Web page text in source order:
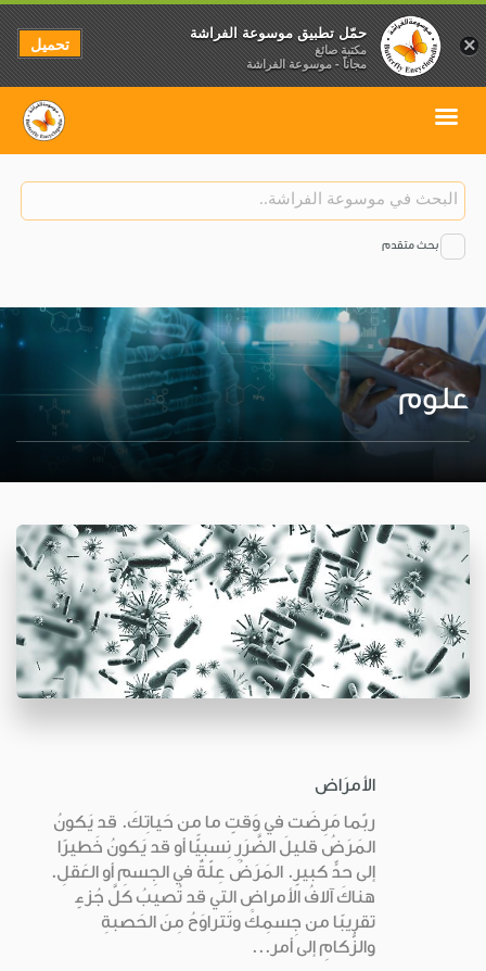
بحث متقدم
علوم
الأمرَاض
ربّما مَرِضَت في وَقتٍ ما من حَياتِكَ. قد يَكونُ
المَرَضُ قليلَ الضَّرَرِ نِسبيًّا أو قد يَكونُ خَطيرًا
إلى حدٍّ كبيرٍ. المَرَضُ عِلّةٌ في الجِسمِ أو العَقلِ.
هناكَ آلافُ الأمراضِ التي قد تُصيبُ كلَّ جُزءٍ
تقريبًا من جِسمِكَ وتَتراوَحُ مِنَ الحَصبةِ
والزُّكامِ إلى أمر...
×
حمّل تطبيق موسوعة الفراشة
مكتبة صائغ
مجاناً - موسوعة الفراشة
تحميل